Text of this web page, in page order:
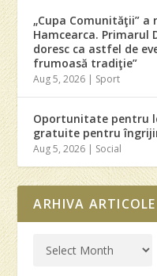
„Cupa Comunităţii”
Hamcearca. Primarul
doresc ca astfel de
frumoasă tradiţie”
Aug 5, 2026 | Sport
Oportunitate pentru
gratuite pentru
Aug 5, 2026 | Social
ARHIVA ARTICOLE